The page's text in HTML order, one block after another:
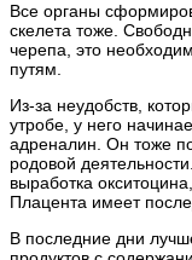
Все органы
скелета тоже.
черепа, это
путям.
Из-за неудобств,
утробе, у него
адреналин. Он тоже
родовой
выработка
Плацента имеет
В последние дни